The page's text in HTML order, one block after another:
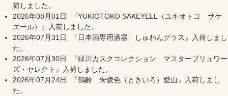
荷しました。
2026年08月01日
『YUKIOTOKO SAKEYELL（ユキオトコ サケ
エール）』入荷しました。
2026年07月31日
『日本酒専用酒器 しゅわんグラス』入荷しまし
た。
2026年07月30日
『緑川カスクコレクション マスターブリュワー
ズ・セレクト』入荷しました。
2026年07月24日
『鶴齢 朱鷺色（ときいろ）愛山』入荷しまし
た。